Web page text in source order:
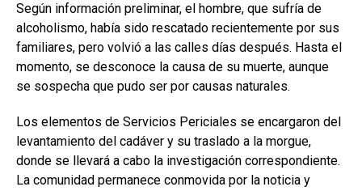
Según información preliminar, el hombre, que sufría de
alcoholismo, había sido rescatado recientemente por sus
familiares, pero volvió a las calles días después. Hasta el
momento, se desconoce la causa de su muerte, aunque
se sospecha que pudo ser por causas naturales.
Los elementos de Servicios Periciales se encargaron del
levantamiento del cadáver y su traslado a la morgue,
donde se llevará a cabo la investigación correspondiente.
La comunidad permanece conmovida por la noticia y